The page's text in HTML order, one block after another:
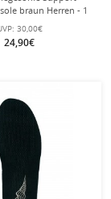
braun Herren - 1
(2 Stück)
30,00€
24,90€